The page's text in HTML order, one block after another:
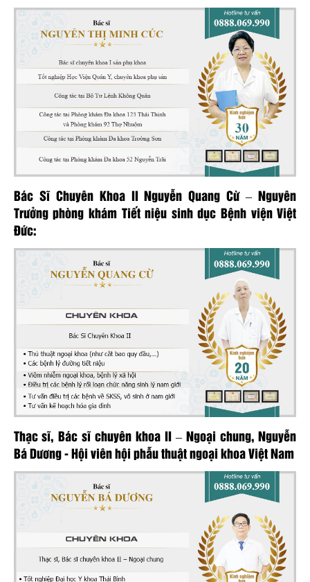
Bác Sĩ Chuyên Khoa II Nguyễn Quang Cừ – Nguyên
Trưởng phòng khám Tiết niệu sinh dục Bệnh viện Việt
Đức:
Thạc sĩ, Bác sĩ chuyên khoa II – Ngoại chung, Nguyễn
Bá Dương - Hội viên hội phẫu thuật ngoại khoa Việt Nam